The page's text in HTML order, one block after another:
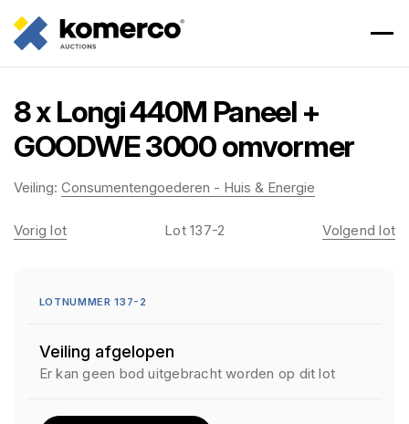
8 x Longi 440M Paneel +
GOODWE 3000 omvormer
Veiling: Consumentengoederen - Huis & Energie
Vorig lot Lot 137-2 Volgend lot
LOTNUMMER 137-2
Veiling afgelopen
Er kan geen bod uitgebracht worden op dit lot